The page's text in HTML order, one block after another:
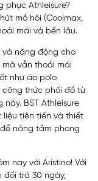
phục Athleisure?
mồ hôi (Coolmax,
mái và bền lâu.
và năng động cho
vẫn thoải mái
như áo polo
công thức phối đồ từ
BST Athleisure
liệu tiên tiến và thiết
nâng tầm phong
nay với Aristino! Với
đổi trả 30 ngày,